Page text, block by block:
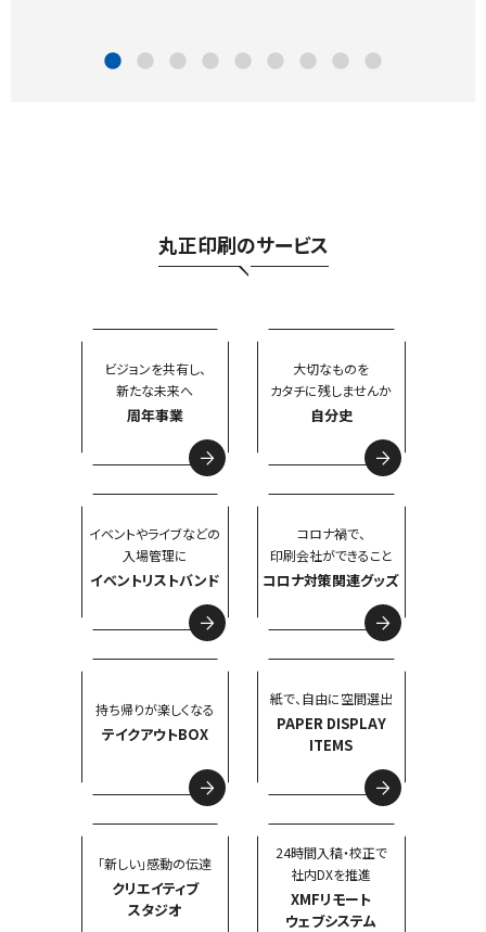
丸正印刷のサービス
ビジョンを共有し、
新たな未来へ
周年事業
大切なものを
カタチに残しませんか
自分史
イベントやライブなどの
入場管理に
イベントリストバンド
コロナ禍で、
印刷会社ができること
コロナ対策関連グッズ
持ち帰りが楽しくなる
テイクアウトBOX
紙で、自由に空間選出
PAPER DISPLAY
ITEMS
「新しい」感動の伝達
クリエイティブ
スタジオ
24時間入稿・校正で
社内DXを推進
XMFリモート
ウェブシステム